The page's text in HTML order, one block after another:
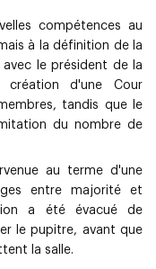
compétences au
à la définition de la
le président de la
d'une Cour
tandis que le
du nombre de
au terme d'une
entre majorité et
a été évacué de
le pupitre, avant que
la salle.